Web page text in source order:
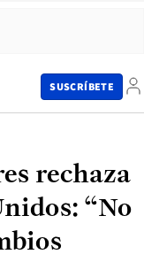
SUSCRÍBETE
rechaza
“No